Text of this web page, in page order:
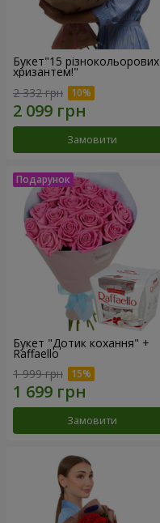
Букет"15 різнокольорових
хризантем!"
2 332 грн
Замовити
Букет "Дотик кохання" +
Raffaello
1 999 грн
Замовити